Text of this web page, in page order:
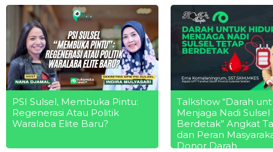
PSI Sulsel, Membuka Pintu:
Regenerasi Atau Politik
Waralaba Elite Baru?
Talkshow “Darah
Menjaga Nadi Sulsel
Berdetak” Angkat
dan Peran
Donor Darah